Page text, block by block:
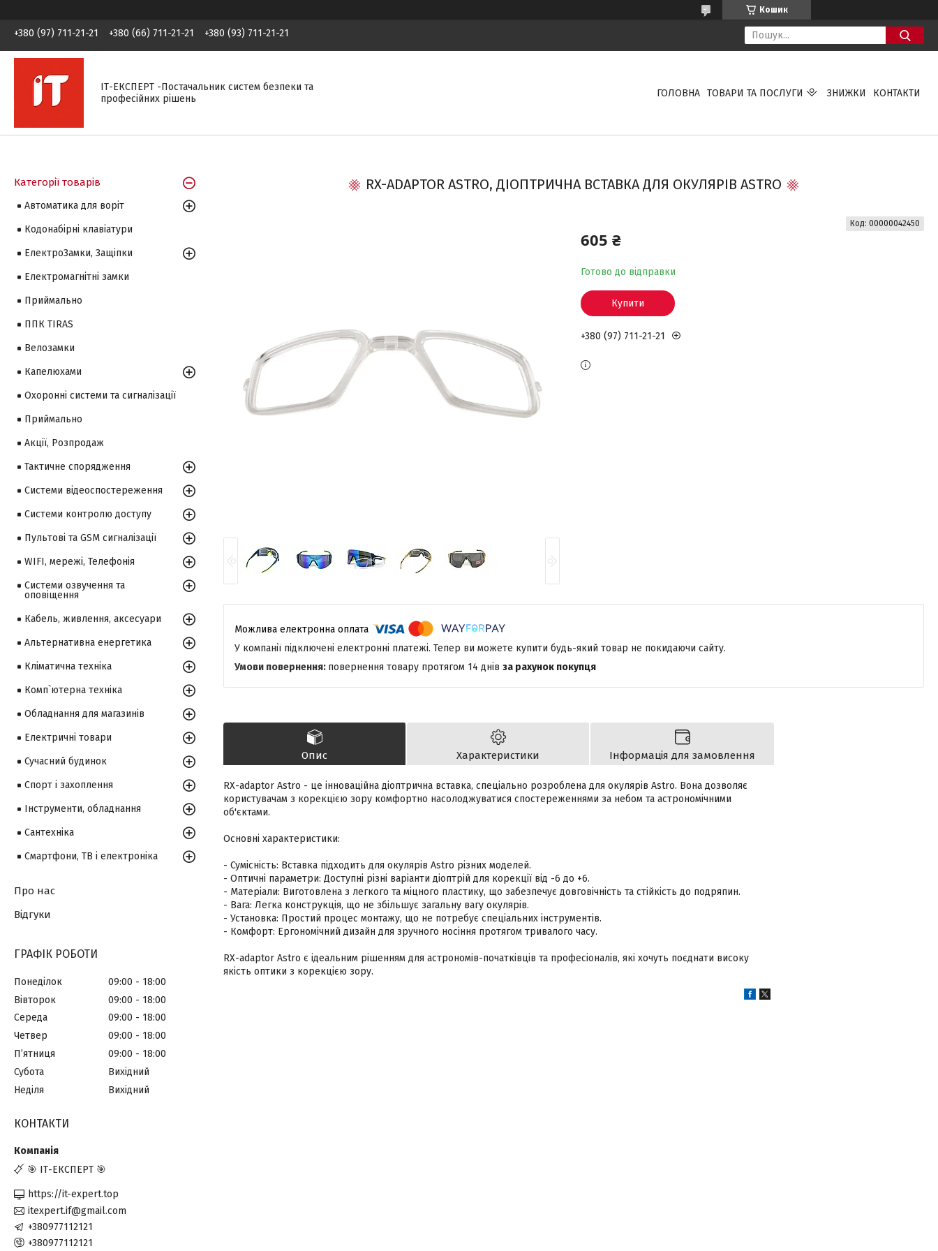
Кошик
+380 (97) 711-21-21 +380 (66) 711-21-21 +380 (93) 711-21-21
ІТ-ЕКСПЕРТ -Постачальник систем безпеки та
професійних рішень
ГОЛОВНА ТОВАРИ ТА ПОСЛУГИ ЗНИЖКИ КОНТАКТИ
RX-ADAPTOR ASTRO, ДІОПТРИЧНА ВСТАВКА ДЛЯ ОКУЛЯРІВ ASTRO
605 ₴
Готово до відправки
Код: 00000042450
Купити
+380 (97) 711-21-21
У компанії підключені електронні платежі. Тепер ви можете купити будь-який товар не покидаючи сайту.
повернення товару протягом 14 днів за рахунок покупця
Опис Характеристики Інформація для замовлення
RX-adaptor Astro - це інноваційна діоптрична вставка, спеціально розроблена для окулярів Astro. Вона дозволяє
користувачам з корекцією зору комфортно насолоджуватися спостереженнями за небом та астрономічними
об'єктами.
Основні характеристики:
- Сумісність: Вставка підходить для окулярів Astro різних моделей.
- Оптичні параметри: Доступні різні варіанти діоптрій для корекції від -6 до +6.
- Матеріали: Виготовлена з легкого та міцного пластику, що забезпечує довговічність та стійкість до подряпин.
- Вага: Легка конструкція, що не збільшує загальну вагу окулярів.
- Установка: Простий процес монтажу, що не потребує спеціальних інструментів.
- Комфорт: Ергономічний дизайн для зручного носіння протягом тривалого часу.
RX-adaptor Astro є ідеальним рішенням для астрономів-початківців та професіоналів, які хочуть поєднати високу
якість оптики з корекцією зору.
Категорії товарів
Автоматика для воріт
Кодонабірні клавіатури
ЕлектроЗамки, Защіпки
Електромагнітні замки
Приймально
ППК TIRAS
Велозамки
Капелюхами
Охоронні системи та сигналізації
Приймально
Акції, Розпродаж
Тактичне спорядження
Системи відеоспостереження
Системи контролю доступу
Пультові та GSM сигналізації
WIFI, мережі, Телефонія
Системи озвучення та
оповіщення
Кабель, живлення, аксесуари
Альтернативна енергетика
Кліматична техніка
Комп`ютерна техніка
Обладнання для магазинів
Електричні товари
Сучасний будинок
Спорт і захоплення
Інструменти, обладнання
Сантехніка
Смартфони, ТВ і електроніка
Про нас
Відгуки
ГРАФІК РОБОТИ
Понеділок 09:00
18:00
Вівторок
09:00
18:00
Середа
09:00
18:00
Четвер
09:00
18:00
Пʼятниця
09:00
18:00
Субота
Вихідний
Неділя
Вихідний
КОНТАКТИ
🎯 ІТ-ЕКСПЕРТ 🎯
https://it-expert.top
itexpert.if@gmail.com
+380977112121
+380977112121